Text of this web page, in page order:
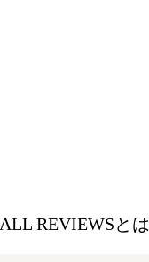
ALL REVIEWSとは